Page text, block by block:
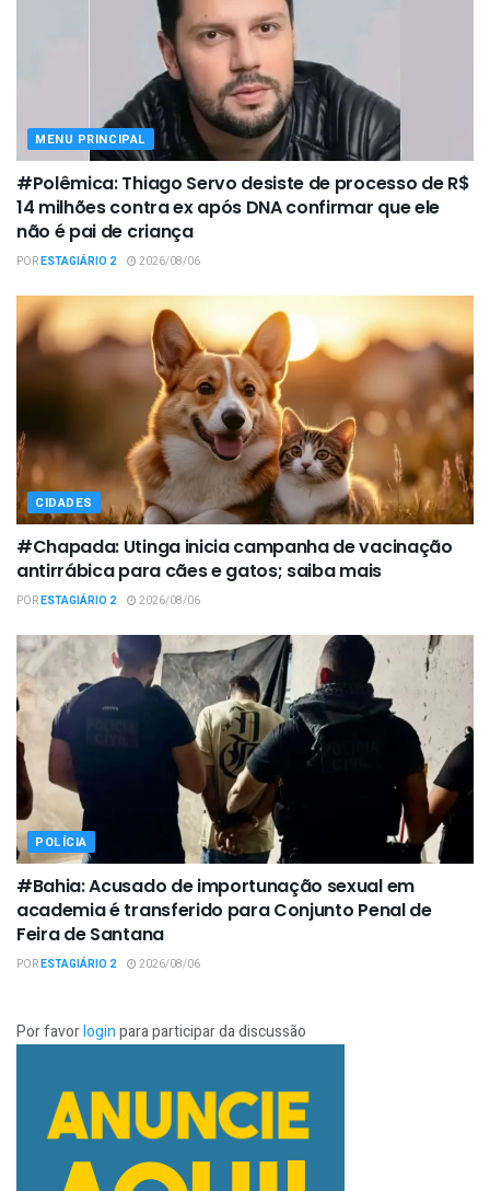
MENU PRINCIPAL
#Polêmica: Thiago Servo desiste de processo de R$
14 milhões contra ex após DNA confirmar que ele
não é pai de criança
PORESTAGIÁRIO 2 2026/08/06
CIDADES
#Chapada: Utinga inicia campanha de vacinação
antirrábica para cães e gatos; saiba mais
PORESTAGIÁRIO 2 2026/08/06
POLÍCIA
#Bahia: Acusado de importunação sexual em
academia é transferido para Conjunto Penal de
Feira de Santana
PORESTAGIÁRIO 2 2026/08/06
Por favorloginpara participar da discussão